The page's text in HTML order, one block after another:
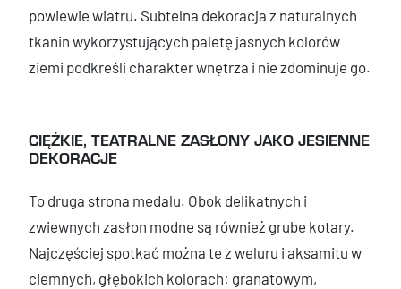
powiewie wiatru. Subtelna dekoracja z naturalnych
tkanin wykorzystujących paletę jasnych kolorów
ziemi podkreśli charakter wnętrza i nie zdominuje go.
CIĘŻKIE, TEATRALNE ZASŁONY JAKO JESIENNE
DEKORACJE
To druga strona medalu. Obok delikatnych i
zwiewnych zasłon modne są również grube kotary.
Najczęściej spotkać można te z weluru i aksamitu w
ciemnych, głębokich kolorach: granatowym,